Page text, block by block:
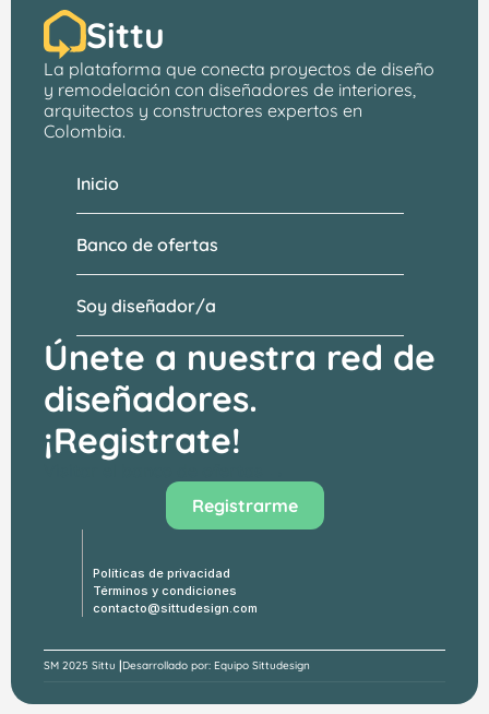
Sittu
La plataforma que conecta proyectos de diseño
y remodelación con diseñadores de interiores,
arquitectos y constructores expertos en
Colombia.
Banco de ofertas
Soy diseñador/a
Inicio
Únete a nuestra red de
diseñadores.
¡Registrate!
Registrarme
Políticas de privacidad
Términos y condiciones
contacto@sittudesign.com
SM 2025 Sittu |Desarrollado por: Equipo Sittudesign